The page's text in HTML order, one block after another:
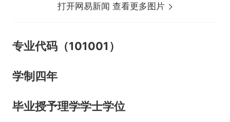
打开网易新闻 查看更多图片
专业代码（101001）
学制四年
毕业授予理学学士学位